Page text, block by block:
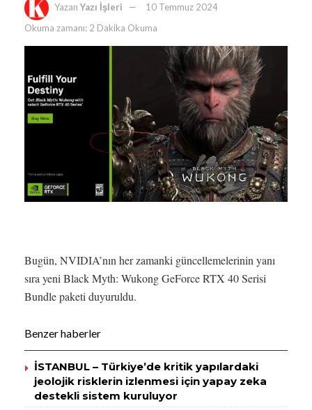
Yazan Yazı İşleri
10 Temmuz 2024
Okuma zamanı: 2 Dakika Okuma
Bugün, NVIDIA’nın her zamanki güncellemelerinin yanı
sıra yeni Black Myth: Wukong GeForce RTX 40 Serisi
Bundle paketi duyuruldu.
Benzer haberler
İSTANBUL – Türkiye’de kritik yapılardaki
jeolojik risklerin izlenmesi için yapay zeka
destekli sistem kuruluyor